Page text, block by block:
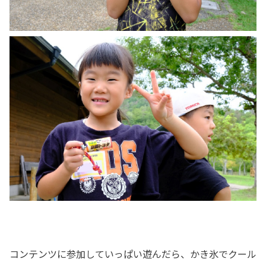
コンテンツに参加していっぱい遊んだら、かき氷でクール